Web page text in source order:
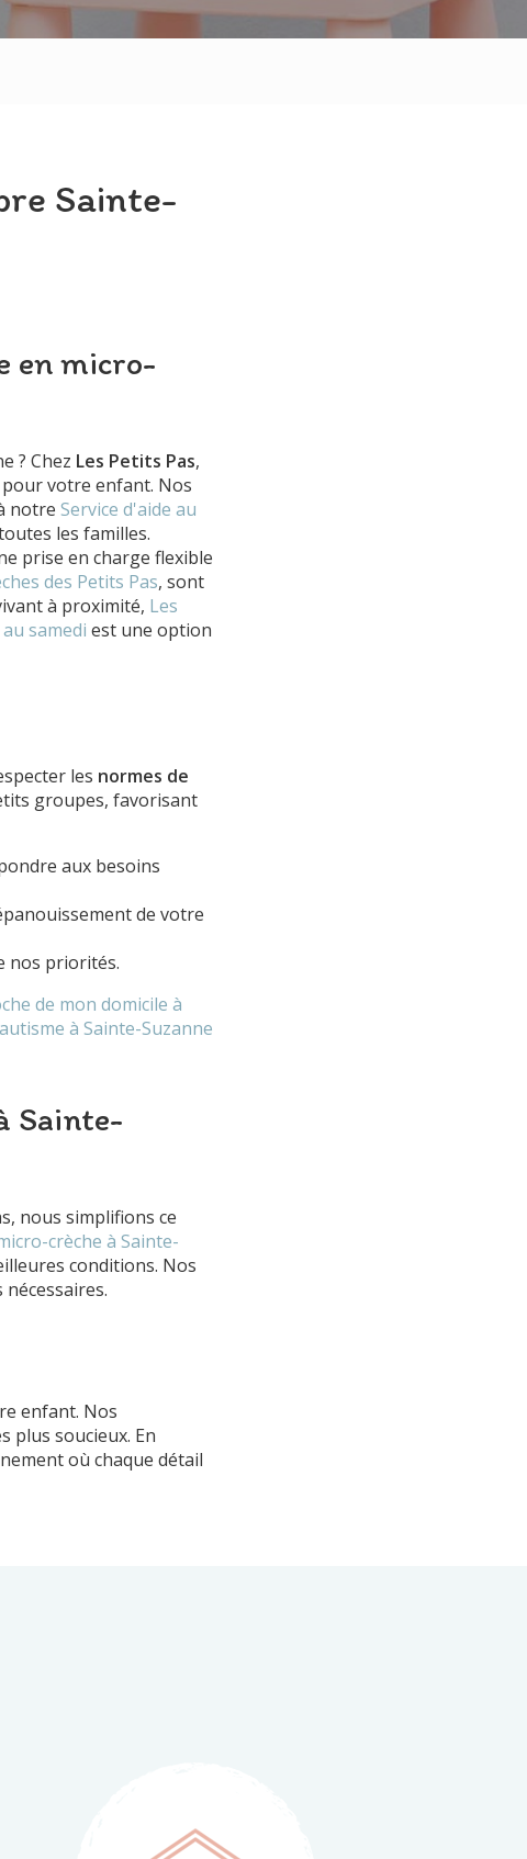
Les Petits Tisserins
Sainte-
en micro-
? Chez Les Petits Pas,
votre enfant. Nos
notre Service d'aide au
les familles.
prise en charge flexible
des Petits Pas, sont
à proximité, Les
samedi est une option
les normes de
groupes, favorisant
aux besoins
de votre
nos priorités.
de mon domicile à
à Sainte-Suzanne
Sainte-
nous simplifions ce
crèche à Sainte-
conditions. Nos
enfant. Nos
plus soucieux. En
où chaque détail